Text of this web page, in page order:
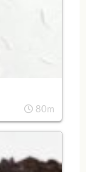
80m